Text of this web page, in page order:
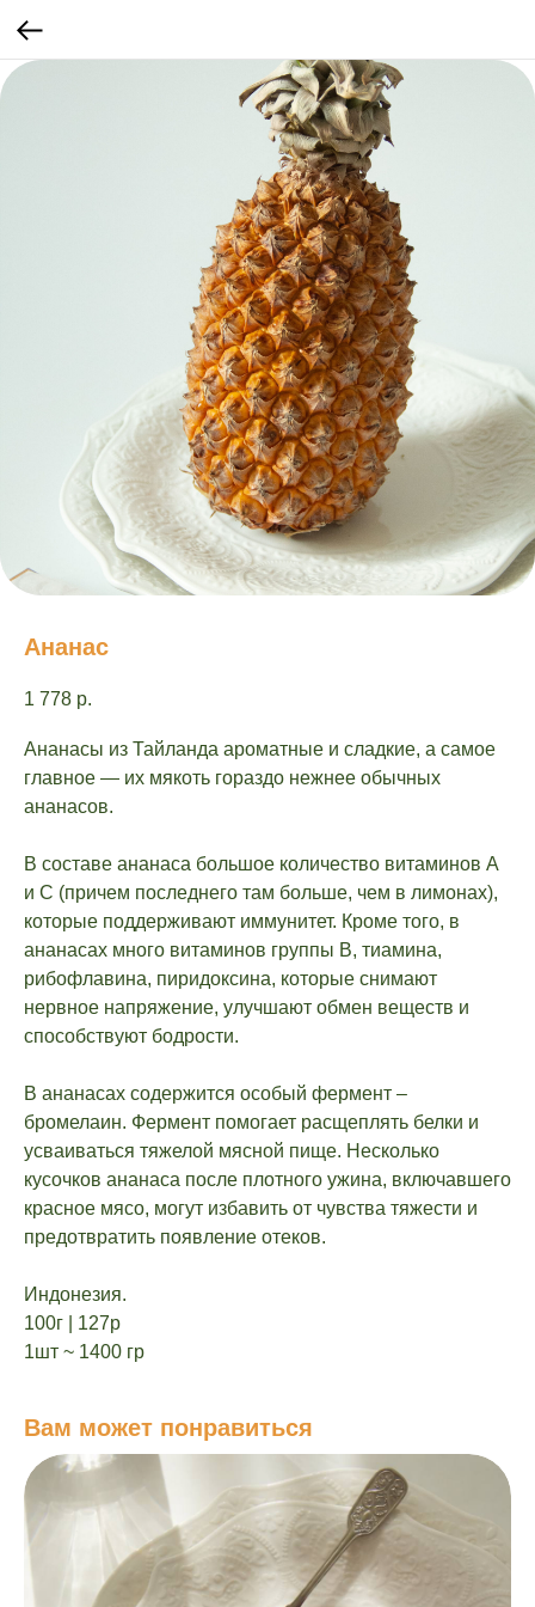
Ананас
1 778 р.
Ананасы из Тайланда ароматные и сладкие, а самое
главное — их мякоть гораздо нежнее обычных
ананасов.
В составе ананаса большое количество витаминов А
и С (причем последнего там больше, чем в лимонах),
которые поддерживают иммунитет. Кроме того, в
ананасах много витаминов группы В, тиамина,
рибофлавина, пиридоксина, которые снимают
нервное напряжение, улучшают обмен веществ и
способствуют бодрости.
В ананасах содержится особый фермент –
бромелаин. Фермент помогает расщеплять белки и
усваиваться тяжелой мясной пище. Несколько
кусочков ананаса после плотного ужина, включавшего
красное мясо, могут избавить от чувства тяжести и
предотвратить появление отеков.
Индонезия.
100г | 127р
1шт ~ 1400 гр
Вам может понравиться